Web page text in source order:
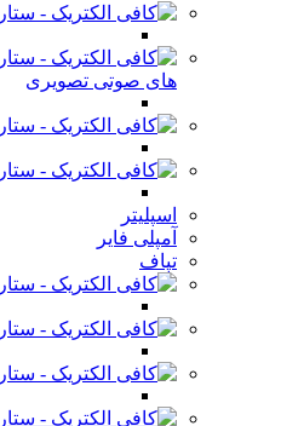
های صوتی تصویری
اسپلیتر
آمپلی فایر
تپاف